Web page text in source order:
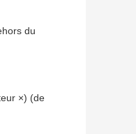
du
×) (de